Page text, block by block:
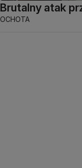
Brutalny atak
OCHOTA